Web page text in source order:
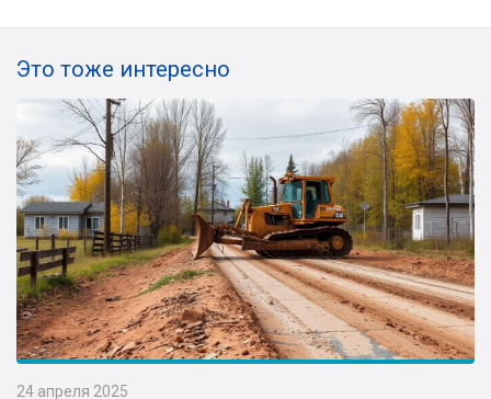
Это тоже интересно
24 апреля 2025